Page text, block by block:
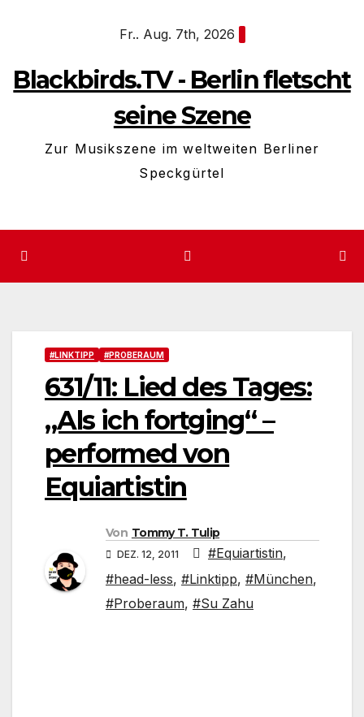
Fr.. Aug. 7th, 2026
Blackbirds.TV - Berlin fletscht
seine Szene
Zur Musikszene im weltweiten Berliner
Speckgürtel
#LINKTIPP #PROBERAUM
631/11: Lied des Tages:
„Als ich fortging“ –
performed von
Equiartistin
Von Tommy T. Tulip
DEZ. 12, 2011 #Equiartistin,
#head-less, #Linktipp, #München,
#Proberaum, #Su Zahu